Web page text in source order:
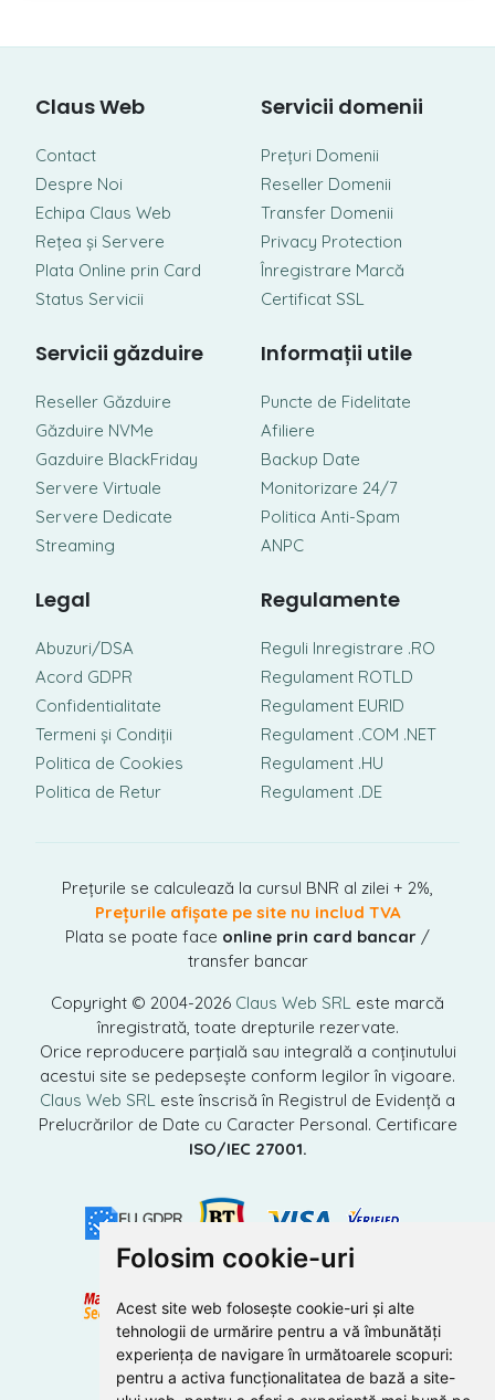
Folosim cookie-uri
Acest site web folosește cookie-uri și alte
tehnologii de urmărire pentru a vă îmbunătăți
experiența de navigare în următoarele scopuri:
pentru a activa funcționalitatea de bază a site-
Claus Web
Contact
Despre Noi
Echipa Claus Web
Rețea și Servere
Plata Online prin Card
Status Servicii
Servicii domenii
Prețuri Domenii
Reseller Domenii
Transfer Domenii
Privacy Protection
Înregistrare Marcă
Certificat SSL
Servicii găzduire
Reseller Găzduire
Găzduire NVMe
Gazduire BlackFriday
Servere Virtuale
Servere Dedicate
Streaming
Informații utile
Puncte de Fidelitate
Afiliere
Backup Date
Monitorizare 24/7
Politica Anti-Spam
ANPC
Legal
Abuzuri/DSA
Acord GDPR
Confidentialitate
Termeni și Condiții
Politica de Cookies
Politica de Retur
Regulamente
Reguli Inregistrare .RO
Regulament ROTLD
Regulament EURID
Regulament .COM .NET
Regulament .HU
Regulament .DE
Prețurile se calculează la cursul BNR al zilei + 2%,
Prețurile afișate pe site nu includ TVA
Plata se poate face online prin card bancar /
transfer bancar
Copyright © 2004-2026 Claus Web SRL este marcă
înregistrată, toate drepturile rezervate.
Orice reproducere parțială sau integrală a conținutului
acestui site se pedepsește conform legilor în vigoare.
Claus Web SRL este înscrisă în Registrul de Evidență a
Prelucrărilor de Date cu Caracter Personal. Certificare
ISO/IEC 27001.